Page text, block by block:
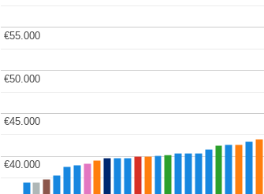
€40.000
€40.000
€45.000
€45.000
€50.000
€50.000
€55.000
€55.000